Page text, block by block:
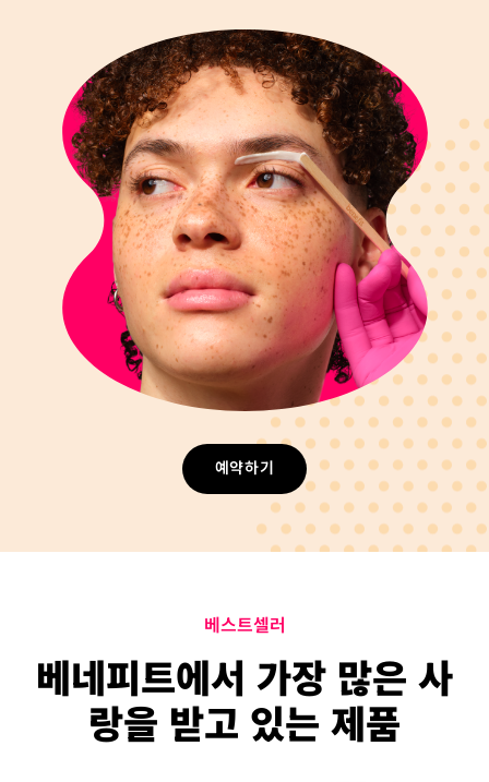
예약하기
베스트셀러
베네피트에서 가장 많은 사
랑을 받고 있는 제품